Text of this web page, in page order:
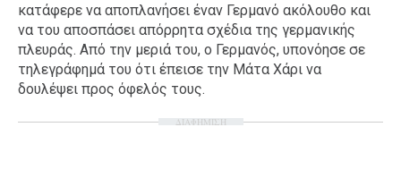
κατάφερε να αποπλανήσει έναν Γερμανό ακόλουθο και
να του αποσπάσει απόρρητα σχέδια της γερμανικής
πλευράς. Από την μεριά του, ο Γερμανός, υπονόησε σε
τηλεγράφημά του ότι έπεισε την Μάτα Χάρι να
δουλέψει προς όφελός τους.
ΔΙΑΦΗΜΙΣΗ